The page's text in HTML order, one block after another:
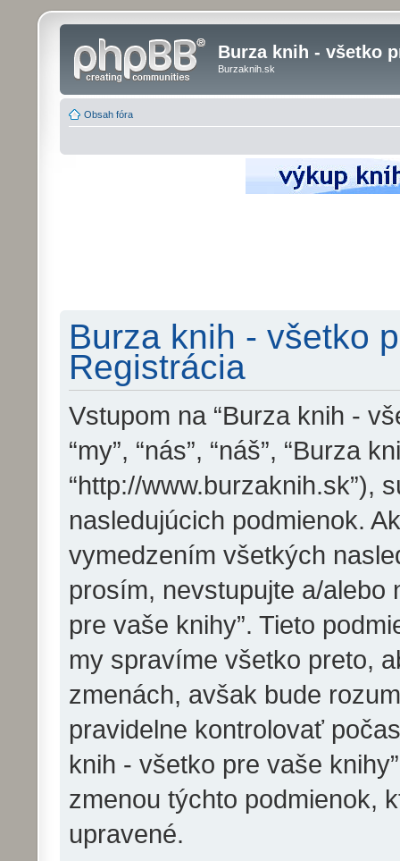
Burza knih - všetko
Burzaknih.sk
Obsah fóra
Burza knih - všetko
Registrácia
Vstupom na “Burza knih -
“my”, “nás”, “náš”, “Burza
“http://www.burzaknih.sk”),
nasledujúcich podmienok.
vymedzením všetkých
prosím, nevstupujte a/alebo
pre vaše knihy”. Tieto
my spravíme všetko preto,
zmenách, avšak bude
pravidelne kontrolovať
knih - všetko pre vaše
zmenou týchto podmienok,
upravené.